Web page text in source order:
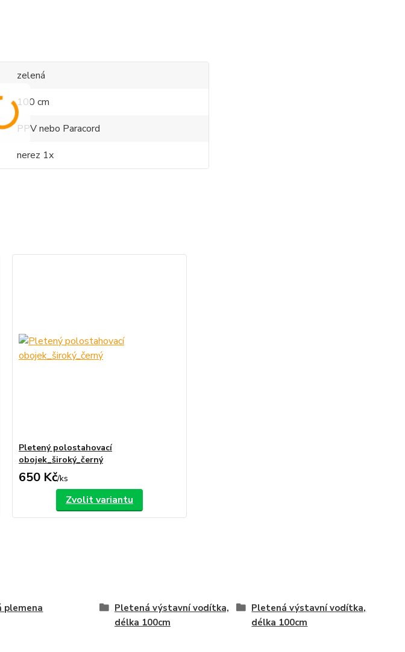
zelená
100 cm
PPV nebo Paracord
nerez 1x
Pletený polostahovací
obojek_široký_černý
650 Kč/ks
Zvolit variantu
plemena
Pletená výstavní vodítka,
délka 100cm
Pletená výstavní vodítka,
délka 100cm